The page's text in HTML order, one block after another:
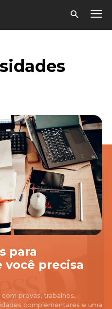
para
precisa
provas, trabalhos,
complementares e uma